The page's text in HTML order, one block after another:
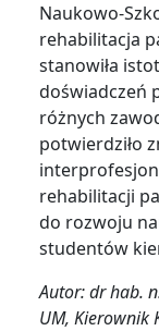
Naukowo-
rehabilitacja
stanowiła
doświadczeń
różnych
potwierdziło
rehabilitacji
do rozwoju
studentów
Autor: dr hab.
UM, Kierownik